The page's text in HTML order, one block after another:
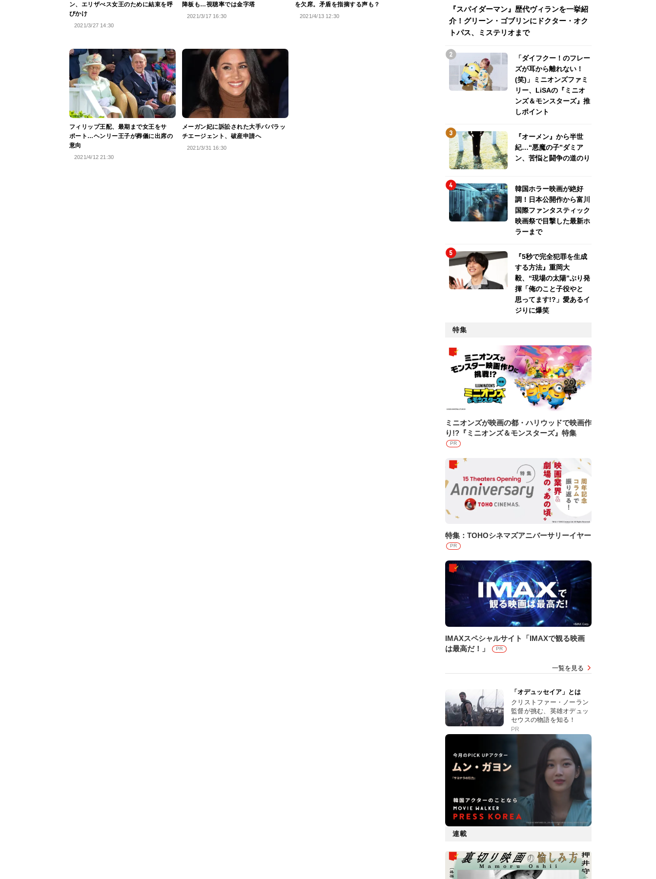
ン、エリザべス女王のために結束を呼
びかけ
2021/3/27 14:30
降板も…視聴率では金字塔
2021/3/17 16:30
を欠席。矛盾を指摘する声も？
2021/4/13 12:30
フィリップ王配、最期まで女王をサ
ポート…ヘンリー王子が葬儀に出席の
意向
2021/4/12 21:30
メーガン妃に訴訟された大手パパラッ
チエージェント、破産申請へ
2021/3/31 16:30
『スパイダーマン』歴代ヴィランを一挙紹
介！グリーン・ゴブリンにドクター・オク
トパス、ミステリオまで
「ダイフクー！のフレー
ズが耳から離れない！
(笑)」ミニオンズファミ
リー、LiSAの『ミニオ
ンズ＆モンスターズ』推
しポイント
『オーメン』から半世
紀…“悪魔の子”ダミア
ン、苦悩と闘争の道のり
韓国ホラー映画が絶好
調！日本公開作から富川
国際ファンタスティック
映画祭で目撃した最新ホ
ラーまで
『5秒で完全犯罪を生成
する方法』重岡大
毅、“現場の太陽”ぶり発
揮「俺のこと子役やと
思ってます!?」愛あるイ
ジりに爆笑
特集
ミニオンズが映画の都・ハリウッドで映画作
り!?『ミニオンズ＆モンスターズ』特集
PR
特集：TOHOシネマズアニバーサリーイヤー
PR
IMAXスペシャルサイト「IMAXで観る映画
は最高だ！」
PR
一覧を見る
「オデュッセイア」とは
クリストファー・ノーラン
監督が挑む、英雄オデュッ
セウスの物語を知る！
PR
連載